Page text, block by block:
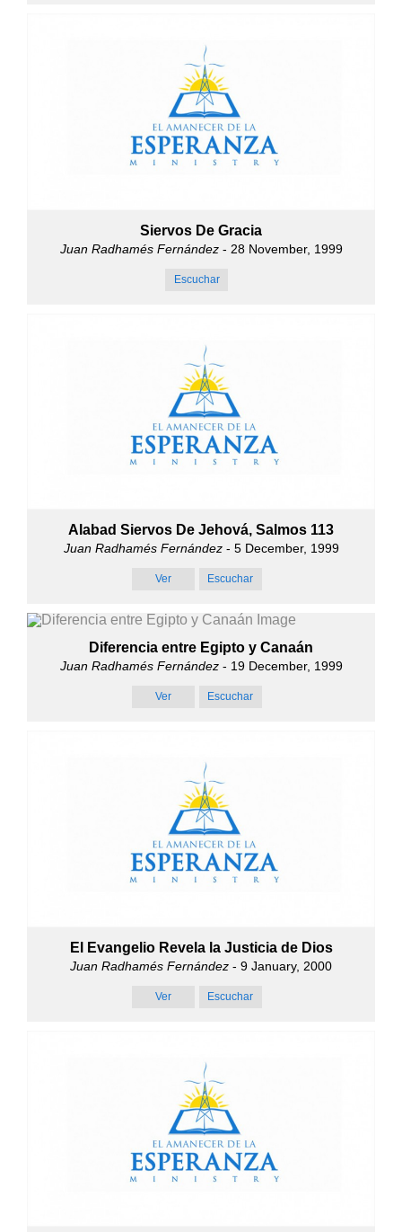
Siervos De Gracia
Juan Radhamés Fernández- 28 November, 1999
Escuchar
Alabad Siervos De Jehová, Salmos 113
Juan Radhamés Fernández- 5 December, 1999
Ver Escuchar
Diferencia entre Egipto y Canaán
Juan Radhamés Fernández- 19 December, 1999
Ver Escuchar
El Evangelio Revela la Justicia de Dios
Juan Radhamés Fernández - 9 January, 2000
Ver Escuchar